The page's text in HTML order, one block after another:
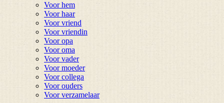
Voor hem
Voor haar
Voor vriend
Voor vriendin
Voor opa
Voor oma
Voor vader
Voor moeder
Voor collega
Voor ouders
Voor verzamelaar